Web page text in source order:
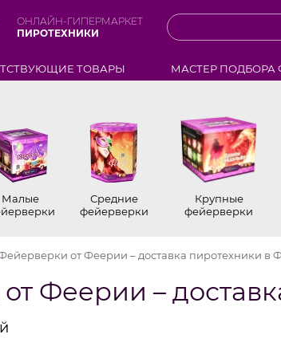
ОНЛАЙН-ГИПЕРМАРКЕТ
ПИРОТЕХНИКИ
ТОВАРЫ МАСТЕР ПОДБОРА
Малые
Средние
фейерверки
Крупные
фейерверки
от Феерии – доставка пиротехники в
Феерии –